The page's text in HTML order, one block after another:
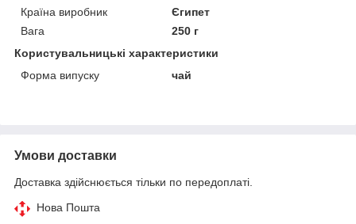
Країна виробник
Єгипет
Вага
250 г
Користувальницькі характеристики
Форма випуску
чай
Умови доставки
Доставка здійснюється тільки по передоплаті.
Нова Пошта